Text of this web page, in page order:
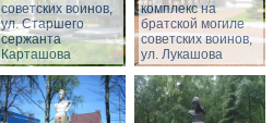
советских воинов,
ул. Старшего
сержанта
Карташова
комплекс на
братской могиле
советских воинов,
ул. Лукашова